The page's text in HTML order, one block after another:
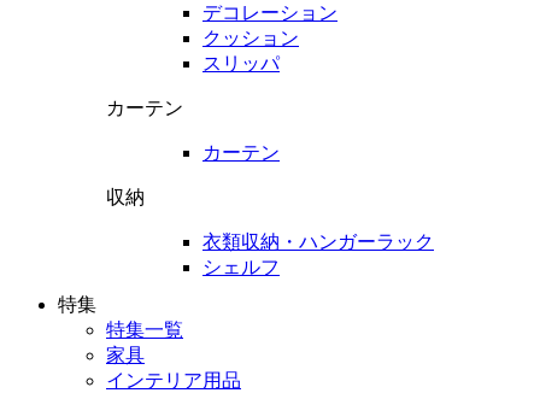
デコレーション
クッション
スリッパ
カーテン
カーテン
収納
衣類収納・ハンガーラック
シェルフ
特集
特集一覧
家具
インテリア用品